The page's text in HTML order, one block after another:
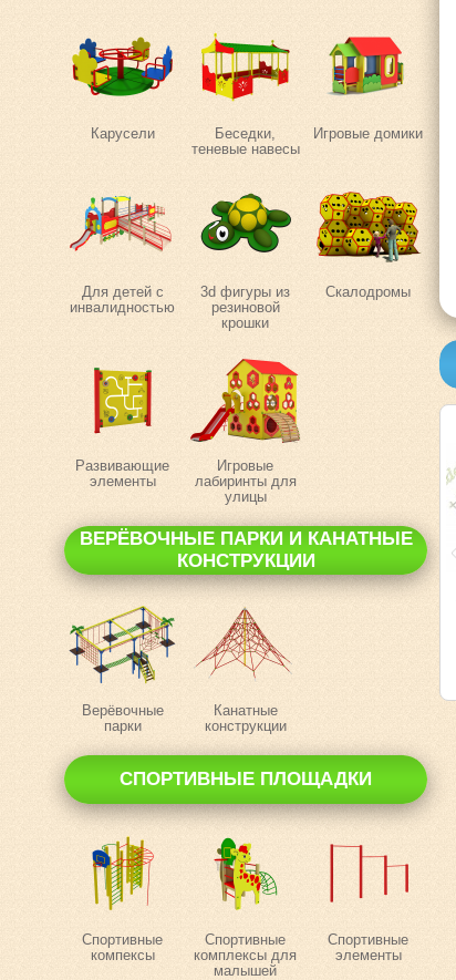
Карусели
Беседки,
теневые навесы
Игровые домики
Для детей с
инвалидностью
3d фигуры из
резиновой
крошки
Скалодромы
Развивающие
элементы
Игровые
лабиринты для
улицы
ВЕРЁВОЧНЫЕ ПАРКИ И КАНАТНЫЕ
КОНСТРУКЦИИ
Верёвочные
парки
Канатные
конструкции
СПОРТИВНЫЕ ПЛОЩАДКИ
Спортивные
компексы
Спортивные
комплексы для
малышей
Спортивные
элементы